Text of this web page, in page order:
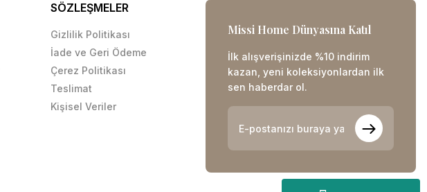
SÖZLEŞMELER
Gizlilik Politikası
İade ve Geri Ödeme
Çerez Politikası
Teslimat
Kişisel Veriler
Missi Home Dünyasına Katıl
İlk alışverişinizde %10 indirim
kazan, yeni koleksiyonlardan ilk
sen haberdar ol.